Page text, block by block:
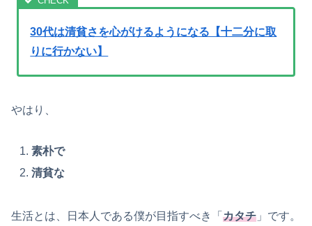
30代は清貧さを心がけるようになる【十二分に取
りに行かない】
やはり、
素朴で
清貧な
生活とは、日本人である僕が目指すべき「 カタチ 」です。